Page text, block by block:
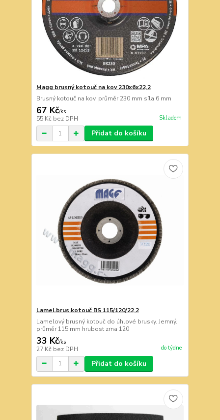
Magg brusný kotouč na kov 230x6x22,2
Brusný kotouč na kov. průměr 230 mm síla 6 mm
67 Kč/ks
55 Kč bez DPH Skladem
Přidat do košíku
Lamel.brus.kotouč BS 115/120/22,2
Lamelový brusný kotouč do úhlové brusky. Jemný.
průměr 115 mm hrubost zrna 120
33 Kč/ks
27 Kč bez DPH do týdne
Přidat do košíku